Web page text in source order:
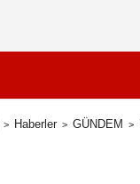
Haberler GÜNDEM